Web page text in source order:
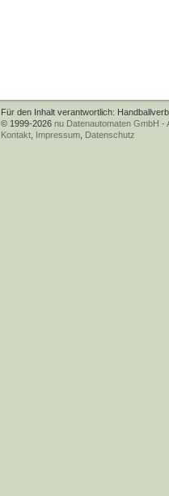
Für den Inhalt verantwortlich:
© 1999-2026 nu Datenautomaten GmbH -
Kontakt Impressum Datenschutz